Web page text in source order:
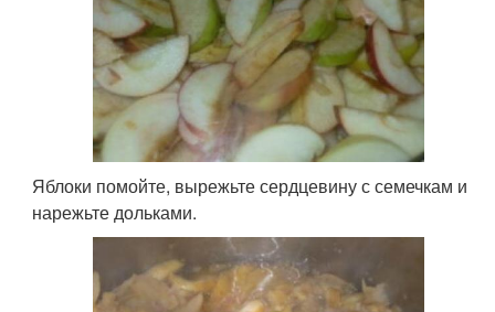
Яблоки помойте, вырежьте сердцевину с семечкам и
нарежьте дольками.